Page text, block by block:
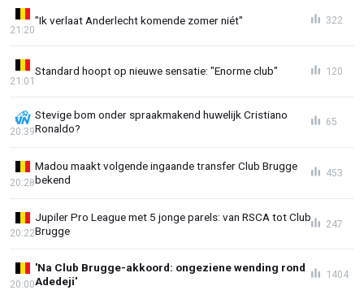
"Ik verlaat Anderlecht komende zomer niét"
21:20
322
Standard hoopt op nieuwe sensatie: "Enorme club"
21:01
120
Stevige bom onder spraakmakend huwelijk Cristiano
Ronaldo?
20:39
65
Madou maakt volgende ingaande transfer Club Brugge
bekend
20:28
453
Jupiler Pro League met 5 jonge parels: van RSCA tot Club
Brugge
20:22
247
'Na Club Brugge-akkoord: ongeziene wending rond
Adedeji'
20:00
1404